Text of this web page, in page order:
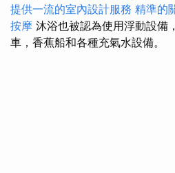
提供一流的室內設計服務 精準的
按摩 沐浴也被認為使用浮動設備
車，香蕉船和各種充氣水設備。